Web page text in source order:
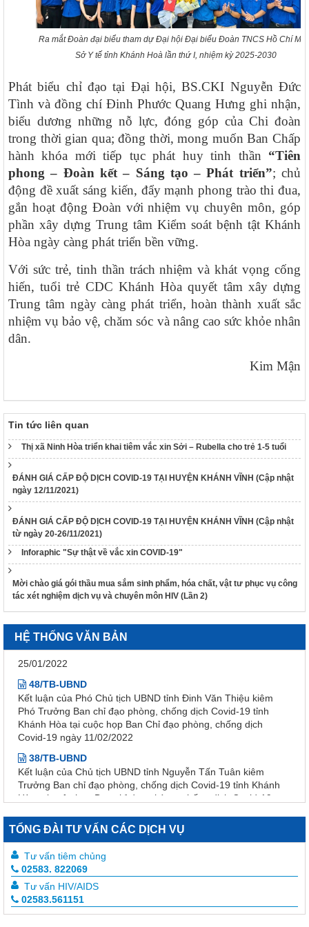
Ra mắt Đoàn đại biểu tham dự Đại hội Đại biểu Đoàn TNCS Hồ Chí
Sở Y tế tỉnh Khánh Hoà lần thứ I, nhiệm kỳ 2025-2030
Phát biểu chỉ đạo tại Đại hội, BS.CKI Nguyễn Đức
Tình và đồng chí Đinh Phước Quang Hưng ghi nhận,
biểu dương những nỗ lực, đóng góp của Chi đoàn
trong thời gian qua; đồng thời, mong muốn Ban Chấp
hành khóa mới tiếp tục phát huy tinh thần “Tiên
phong – Đoàn kết – Sáng tạo – Phát triển”; chủ
động đề xuất sáng kiến, đẩy mạnh phong trào thi đua,
gắn hoạt động Đoàn với nhiệm vụ chuyên môn, góp
phần xây dựng Trung tâm Kiểm soát bệnh tật Khánh
Hòa ngày càng phát triển bền vững.
Với sức trẻ, tinh thần trách nhiệm và khát vọng cống
hiến, tuổi trẻ CDC Khánh Hòa quyết tâm xây dựng
Trung tâm ngày càng phát triển, hoàn thành xuất sắc
nhiệm vụ bảo vệ, chăm sóc và nâng cao sức khỏe nhân
dân.
Kim Mận
Tin tức liên quan
Thị xã Ninh Hòa triển khai tiêm vắc xin Sởi – Rubella cho trẻ 1-5 tuổi
ĐÁNH GIÁ CẤP ĐỘ DỊCH COVID-19 TẠI HUYỆN KHÁNH VĨNH (Cập nhật
ngày 12/11/2021)
ĐÁNH GIÁ CẤP ĐỘ DỊCH COVID-19 TẠI HUYỆN KHÁNH VĨNH (Cập nhật
từ ngày 20-26/11/2021)
Inforaphic "Sự thật về vắc xin COVID-19"
Mời chào giá gói thầu mua sắm sinh phẩm, hóa chất, vật tư phục vụ công
tác xét nghiệm dịch vụ và chuyên môn HIV (Lần 2)
HỆ THỐNG VĂN BẢN
117/2025/QH15
Luật Bảo vệ bí mật nhà nước
63/2026/NĐ-CP
Luật bảo vệ bí mật nhà nước
CÔNG BÁO/Số 1097 + 1098
LUẬT XỬ LÝ VI PHẠM HÀNH CHÍNH
190/2025/NĐ-CP
Nghị định Sửa đổi, bổ sung một số điều của Nghị định số
quy định chi tiết một số điều và biện pháp thi hành Luật Xử lý
của Chính phủ quy định chế độ áp dụng biện pháp xử lý hành
chính giáo dục tại xã, phường, thị trấn
189/2025/NĐ-CP
thẩm quyền xử phạt vi phạm hành chính
318/VPCQTT
V/v định hướng công tác tuyên truyền, đấu tranh phản bác về
nhân quyền tháng 01/2026
1265/HD-BCĐ
HƯỚNG DẪN QUẢN LÝ NGƯỜI MẮC COVID-19 TẠI NHÀ
38/TB-UBND
Kết luận của UBND tỉnh Nguyễn Tấn Tuân kiêm Trưởng Ban
Chỉ đạo phòng, chống dịch Covid-19 tỉnh Khánh Hòa tại cuộc
họp Ban Chỉ đạo phòng, chống dịch Covid-19 ngày
25/01/2022
Kết luận của Phó Chủ tịch UBND tỉnh Đinh Văn Thiệu kiêm
Phó Trưởng Ban chỉ đạo phòng, chống dịch Covid-19 tỉnh
Khánh Hòa tại cuộc họp Ban Chỉ đạo phòng, chống dịch
Covid-19 ngày 11/02/2022
38/TB-UBND
Kết luận của Chủ tịch UBND tỉnh Nguyễn Tấn Tuân kiêm
Trưởng Ban chỉ đạo phòng, chống dịch Covid-19 tỉnh Khánh
Hòa tại cuộc họp Ban chỉ đạo phòng, chống dịch Covid-19
ngày 25/01/2022
3639/QĐ-BYT
Quyết định Về việc ban hành tài liệu chuyên môn “Hướng dẫn
quy trình kỹ thuật về Huyết học” – Tập 1
3633/QĐ-BYT
Quyết định Về việc ban hành tài liệu chuyên môn “Hướng dẫn
quy trình kỹ thuật về tạo máu và lympho - Tập 2.1”
3632/QĐ-BYT
Quyết định Về việc ban hành tài liệu chuyên môn “Hướng dẫn
TỔNG ĐÀI TƯ VẤN CÁC DỊCH VỤ
Tư vấn tiêm chủng
02583. 822069
Tư vấn HIV/AIDS
02583.561151